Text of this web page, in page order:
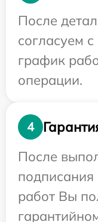
После
согласуем
график
операции.
4
После
работ Вы